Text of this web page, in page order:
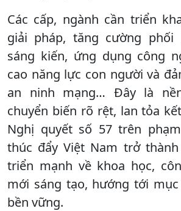
Các cấp, ngành cần triển
giải pháp, tăng cường phối
sáng kiến, ứng dụng công
cao năng lực con người và
an ninh mạng… Đây là
chuyển biến rõ rệt, lan tỏa
Nghị quyết số 57 trên
thúc đẩy Việt Nam trở
triển mạnh về khoa học,
mới sáng tạo, hướng tới
bền vững.